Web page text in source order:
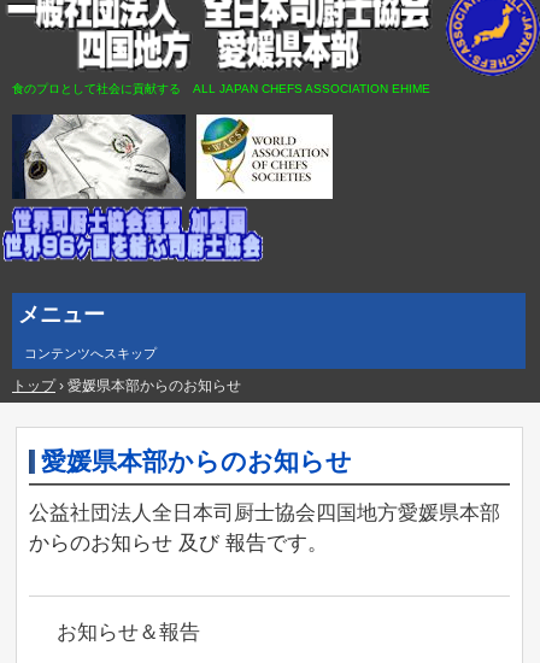
食のプロとして社会に貢献する ALL JAPAN CHEFS ASSOCIATION EHIME
メニュー
コンテンツへスキップ
トップ › 愛媛県本部からのお知らせ
愛媛県本部からのお知らせ
公益社団法人全日本司厨士協会四国地方愛媛県本部
からのお知らせ 及び 報告です。
お知らせ＆報告